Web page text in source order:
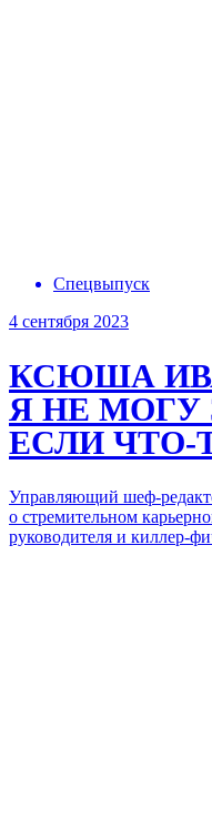
Спецвыпуск
4 сентября 2023
КСЮША
Я НЕ МОГУ
ЕСЛИ ЧТО-
Управляющий шеф-
о стремительном
руководителя и киллер-